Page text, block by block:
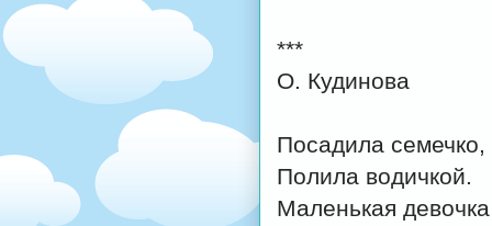
***
О. Кудинова
Посадила семечко,
Полила водичкой.
Маленькая